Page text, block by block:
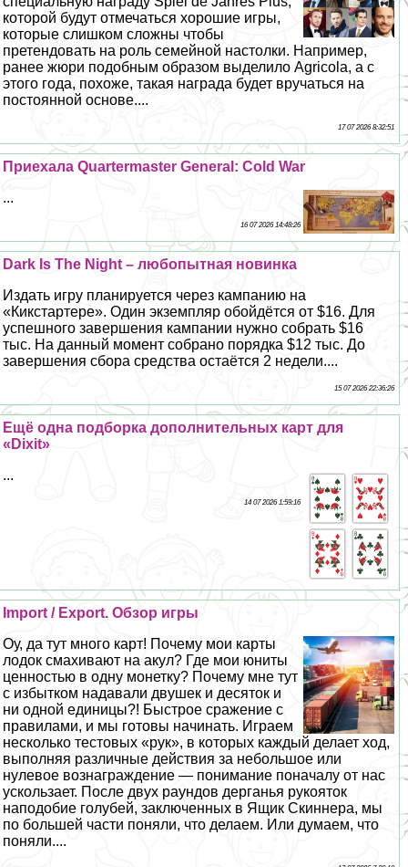
которой будут отмечаться хорошие игры,
которые слишком сложны чтобы
претендовать на роль семейной настолки. Например,
ранее жюри подобным образом выделило Agricola, а с
этого года, похоже, такая награда будет вручаться на
постоянной основе....
17 07 2026 8:32:51
Приехала Quartermaster General: Cold War
...
16 07 2026 14:48:26
Dark Is The Night – любопытная новинка
Издать игру планируется через кампанию на
«Кикстартере». Один экземпляр обойдётся от $16. Для
успешного завершения кампании нужно собрать $16
тыс. На данный момент собрано порядка $12 тыс. До
завершения сбора средства остаётся 2 недели....
15 07 2026 22:36:26
Ещё одна подборка дополнительных карт для
«Dixit»
...
14 07 2026 1:59:16
Import / Export. Обзор игры
Оу, да тут много карт! Почему мои карты
лодок смахивают на акул? Где мои юниты
ценностью в одну монетку? Почему мне тут
с избытком надавали двушек и десяток и
ни одной единицы?! Быстрое сражение с
правилами, и мы готовы начинать. Играем
несколько тестовых «рук», в которых каждый делает ход,
выполняя различные действия за небольшое или
нулевое вознаграждение — понимание поначалу от нас
ускользает. После двух раундов дерганья рукояток
наподобие гoлyбей, заключенных в Ящик Скиннера, мы
по большей части поняли, что делаем. Или думаем, что
поняли....